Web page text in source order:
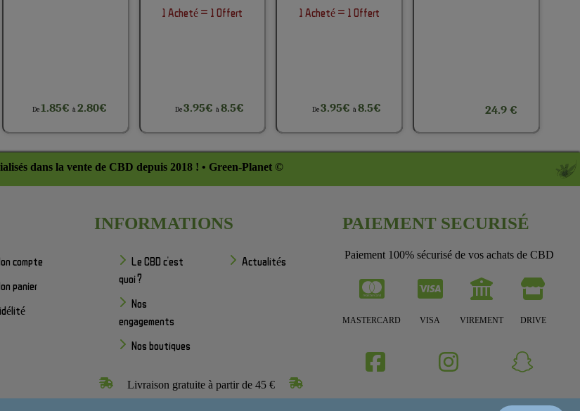
De1.85€à2.80€
1 Acheté = 1 Offert
De3.95€ à8.5€
1 Acheté = 1 Offert
De3.95€ à8.5€ 24.9 €
dans la vente de CBD depuis 2018 ! • Green-Planet ©
compte
panier
INFORMATIONS
Le CBD c'est
quoi ?
Nos
engagements
Nos boutiques
Actualités
Livraison gratuite à partir de 45 €
PAIEMENT SECURISÉ
Paiement 100% sécurisé de vos achats de CBD
MASTERCARD VISA VIREMENT DRIVE